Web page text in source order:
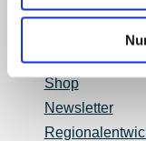
Über uns
Rheinhessen
Reiseführer
Shop
Newsletter